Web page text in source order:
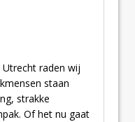
raden wij
staan
strakke
Of het nu gaat